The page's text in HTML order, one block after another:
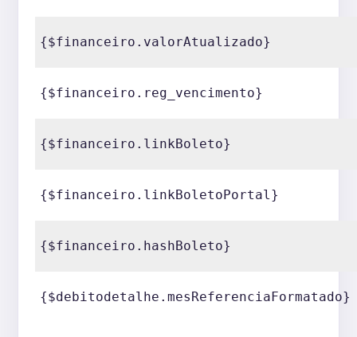
{$financeiro.valorAtualizado}
{$financeiro.reg_vencimento}
{$financeiro.linkBoleto}
{$financeiro.linkBoletoPortal}
{$financeiro.hashBoleto}
{$debitodetalhe.mesReferenciaFormatado}